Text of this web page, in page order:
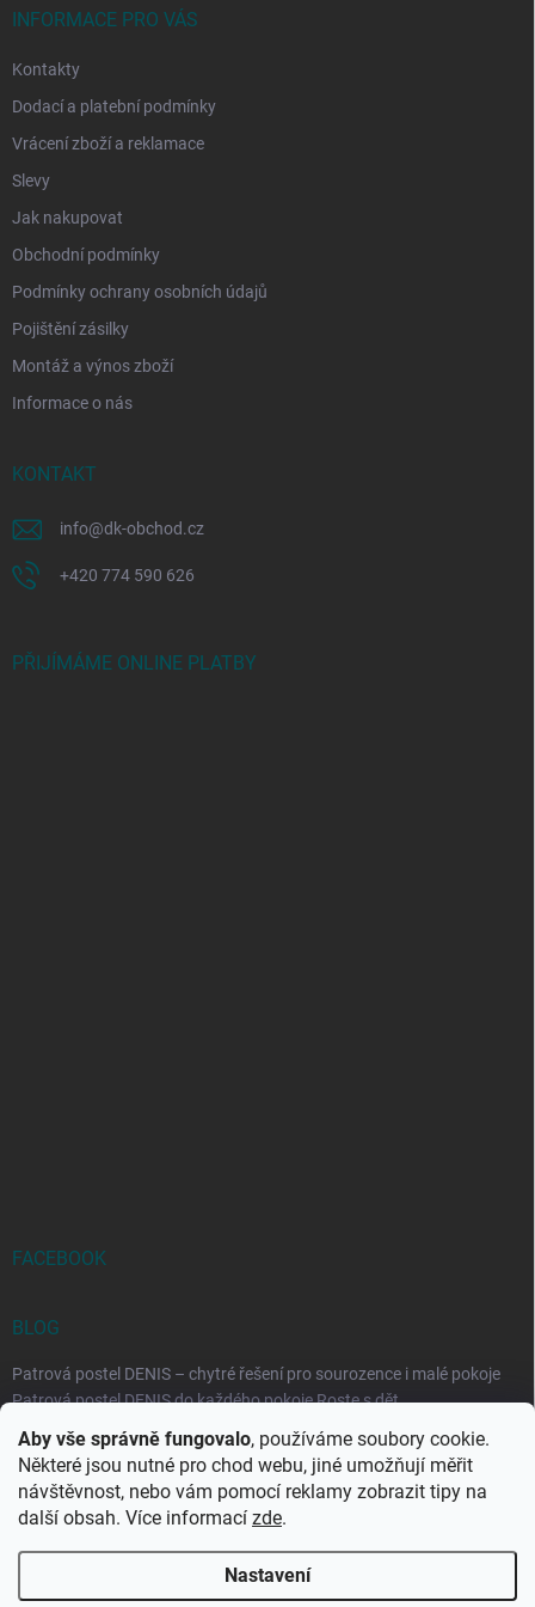
Aby vše správně fungovalo, používáme soubory cookie.
Některé jsou nutné pro chod webu, jiné umožňují měřit
návštěvnost, nebo vám pomocí reklamy zobrazit tipy na
další obsah. Více informací zde.
Nastavení
INFORMACE PRO VÁS
Kontakty
Dodací a platební podmínky
Vrácení zboží a reklamace
Slevy
Jak nakupovat
Obchodní podmínky
Podmínky ochrany osobních údajů
Pojištění zásilky
Montáž a výnos zboží
Informace o nás
KONTAKT
info@dk-obchod.cz
+420 774 590 626
PŘIJÍMÁME ONLINE PLATBY
FACEBOOK
BLOG
Patrová postel DENIS – chytré řešení pro sourozence i malé pokoje
Patrová postel DENIS do každého pokoje Roste s dět...
Rozkládací postele RELAX – ideální řešení pro malé prostory i
každodenní spaní
Rozkládací postel, která se přizpůsobí vašemu živo...